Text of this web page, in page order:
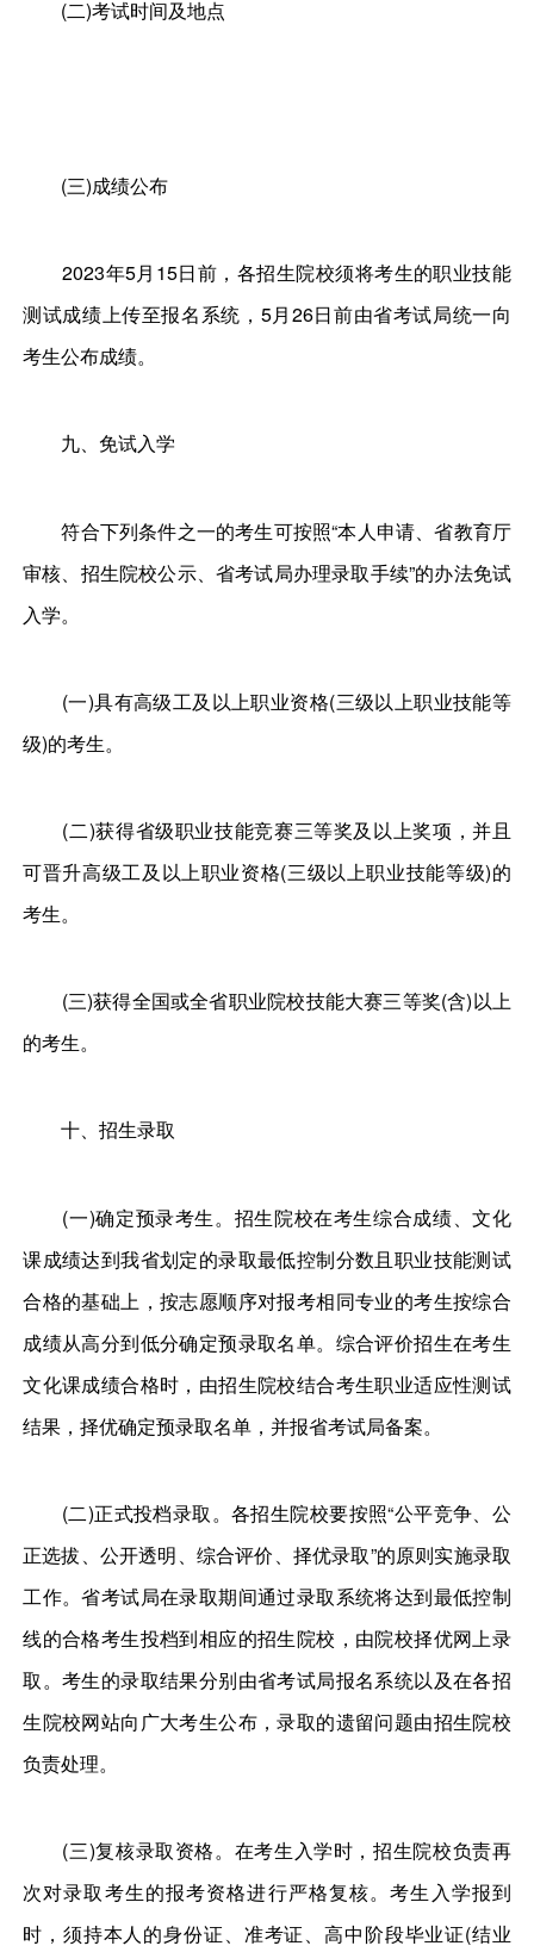
(二)考试时间及地点
(三)成绩公布
2023年5月15日前，各招生院校须将考生的职业技能
测试成绩上传至报名系统，5月26日前由省考试局统一向
考生公布成绩。
九、免试入学
符合下列条件之一的考生可按照“本人申请、省教育厅
审核、招生院校公示、省考试局办理录取手续”的办法免试
入学。
(一)具有高级工及以上职业资格(三级以上职业技能等
级)的考生。
(二)获得省级职业技能竞赛三等奖及以上奖项，并且
可晋升高级工及以上职业资格(三级以上职业技能等级)的
考生。
(三)获得全国或全省职业院校技能大赛三等奖(含)以上
的考生。
十、招生录取
(一)确定预录考生。招生院校在考生综合成绩、文化
课成绩达到我省划定的录取最低控制分数且职业技能测试
合格的基础上，按志愿顺序对报考相同专业的考生按综合
成绩从高分到低分确定预录取名单。综合评价招生在考生
文化课成绩合格时，由招生院校结合考生职业适应性测试
结果，择优确定预录取名单，并报省考试局备案。
(二)正式投档录取。各招生院校要按照“公平竞争、公
正选拔、公开透明、综合评价、择优录取”的原则实施录取
工作。省考试局在录取期间通过录取系统将达到最低控制
线的合格考生投档到相应的招生院校，由院校择优网上录
取。考生的录取结果分别由省考试局报名系统以及在各招
生院校网站向广大考生公布，录取的遗留问题由招生院校
负责处理。
(三)复核录取资格。在考生入学时，招生院校负责再
次对录取考生的报考资格进行严格复核。考生入学报到
时，须持本人的身份证、准考证、高中阶段毕业证(结业